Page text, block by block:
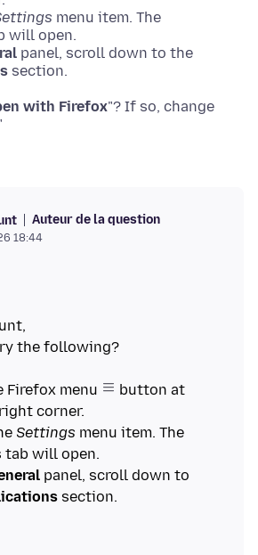
menu item. The
will open.
panel, scroll down to the
section.
with Firefox"? If so, change
Auteur de la question
18:44
the following?
Firefox menu
button at
Settings menu item. The
panel, scroll down to